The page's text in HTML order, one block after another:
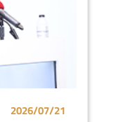
2026/07/21